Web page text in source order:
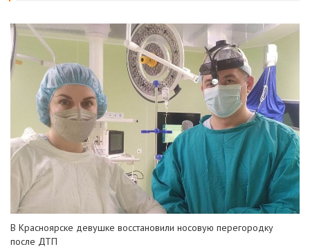
В Красноярске девушке восстановили носовую перегородку
после ДТП